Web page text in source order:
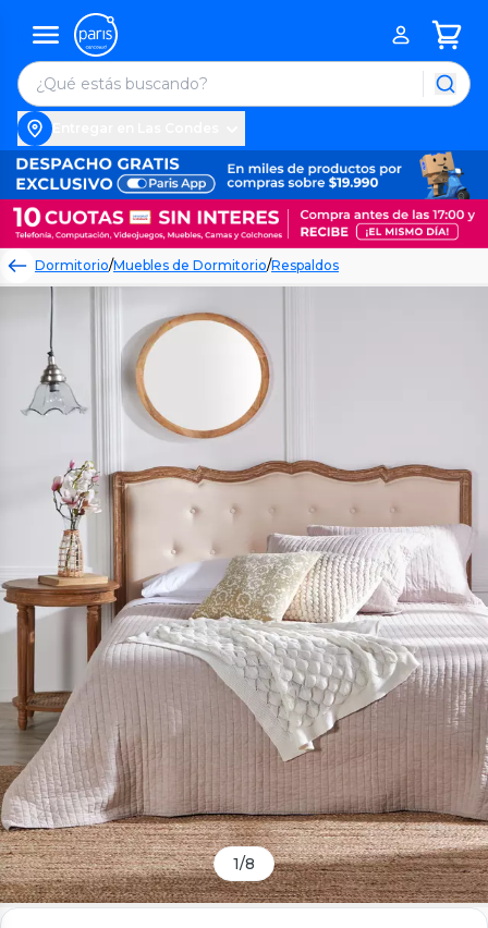
Dormitorio/Muebles de Dormitorio/Respaldos
1/8